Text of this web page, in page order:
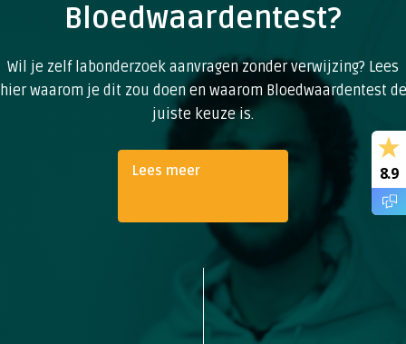
Bloedwaardentest?
Wil je zelf labonderzoek aanvragen zonder verwijzing? Lees
hier waarom je dit zou doen en waarom Bloedwaardentest de
juiste keuze is.
Lees meer 8.9